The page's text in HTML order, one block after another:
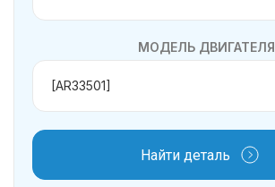
МОДЕЛЬ ДВИГАТЕЛЯ
Найти деталь